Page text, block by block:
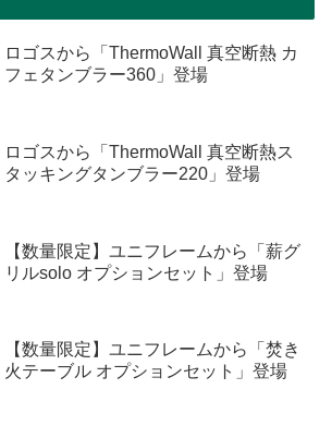
ロゴスから「ThermoWall 真空断熱 カ
フェタンブラー360」登場
ロゴスから「ThermoWall 真空断熱ス
タッキングタンブラー220」登場
【数量限定】ユニフレームから「薪グ
リルsolo オプションセット」登場
【数量限定】ユニフレームから「焚き
火テーブル オプションセット」登場